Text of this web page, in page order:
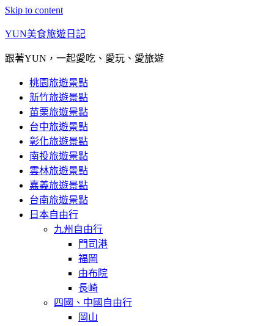
Skip to content
YUN美食旅遊日記
跟著YUN，一起愛吃、愛玩、愛旅遊
桃園旅遊景點
新竹旅遊景點
苗栗旅遊景點
台中旅遊景點
彰化旅遊景點
南投旅遊景點
雲林旅遊景點
嘉義旅遊景點
台南旅遊景點
日本自由行
九州自由行
門司港
福岡
由布院
長崎
四國、中國自由行
岡山